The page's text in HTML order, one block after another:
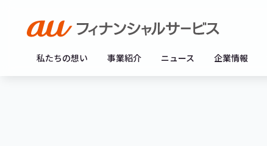
私たちの想い 事業紹介 ニュース 企業情報